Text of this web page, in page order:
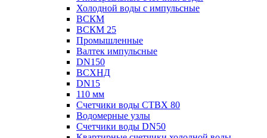
Холодной воды с импульсные
ВСКМ
ВСКМ 25
Промышленные
Валтек импульсные
DN150
ВСХНД
DN15
110 мм
Счетчики воды СТВХ 80
Водомерные узлы
Счетчики воды DN50